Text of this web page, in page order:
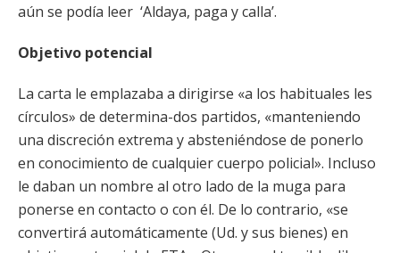
aún se podía leer ‘Aldaya, paga y calla’.
Objetivo potencial
La carta le emplazaba a dirigirse «a los habituales les
círculos» de determina-dos partidos, «manteniendo
una discreción extrema y absteniéndose de ponerlo
en conocimiento de cualquier cuerpo policial». Incluso
le daban un nombre al otro lado de la muga para
ponerse en contacto o con él. De lo contrario, «se
convertirá automáticamente (Ud. y sus bienes) en